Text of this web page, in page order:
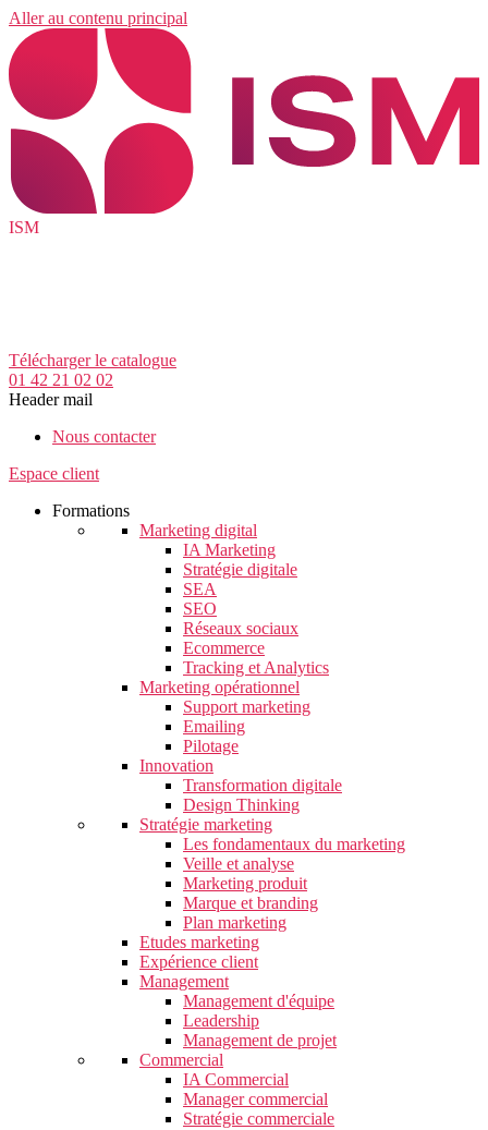
Aller au contenu principal
ISM
Télécharger le catalogue
01 42 21 02 02
Header mail
Nous contacter
Espace client
Formations
Marketing digital
IA Marketing
Stratégie digitale
SEA
SEO
Réseaux sociaux
Ecommerce
Tracking et Analytics
Marketing opérationnel
Support marketing
Emailing
Pilotage
Innovation
Transformation digitale
Design Thinking
Stratégie marketing
Les fondamentaux du marketing
Veille et analyse
Marketing produit
Marque et branding
Plan marketing
Etudes marketing
Expérience client
Management
Management d'équipe
Leadership
Management de projet
Commercial
IA Commercial
Manager commercial
Stratégie commerciale